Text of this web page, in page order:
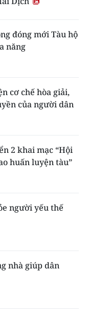
đóng mới Tàu hộ
năng
cơ chế hòa giải,
của người dân
2 khai mạc “Hội
huấn luyện tàu”
người yếu thế
nhà giúp dân